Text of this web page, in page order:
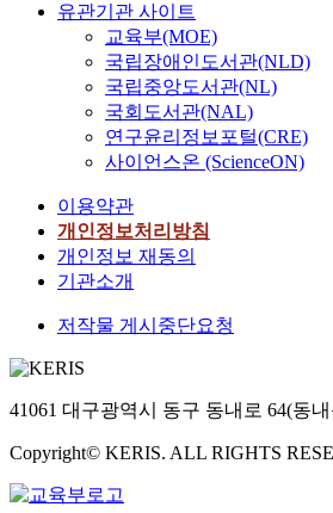
유관기관 사이트
교육부(MOE)
국립장애인도서관(NLD)
국립중앙도서관(NL)
국회도서관(NAL)
연구윤리정보포털(CRE)
사이언스온 (ScienceON)
이용약관
개인정보처리방침
개인정보 재동의
기관소개
저작물 게시중단요청
41061 대구광역시 동구 동내로 64(동
Copyright© KERIS. ALL RIGHTS